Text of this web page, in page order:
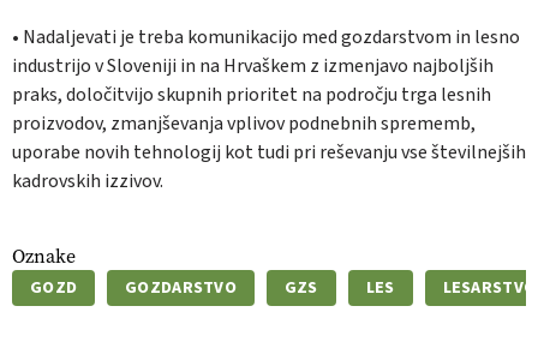
• Nadaljevati je treba komunikacijo med gozdarstvom in lesno
industrijo v Sloveniji in na Hrvaškem z izmenjavo najboljših
praks, določitvijo skupnih prioritet na področju trga lesnih
proizvodov, zmanjševanja vplivov podnebnih sprememb,
uporabe novih tehnologij kot tudi pri reševanju vse številnejših
kadrovskih izzivov.
Oznake
GOZD GOZDARSTVO GZS LES LESARSTVO